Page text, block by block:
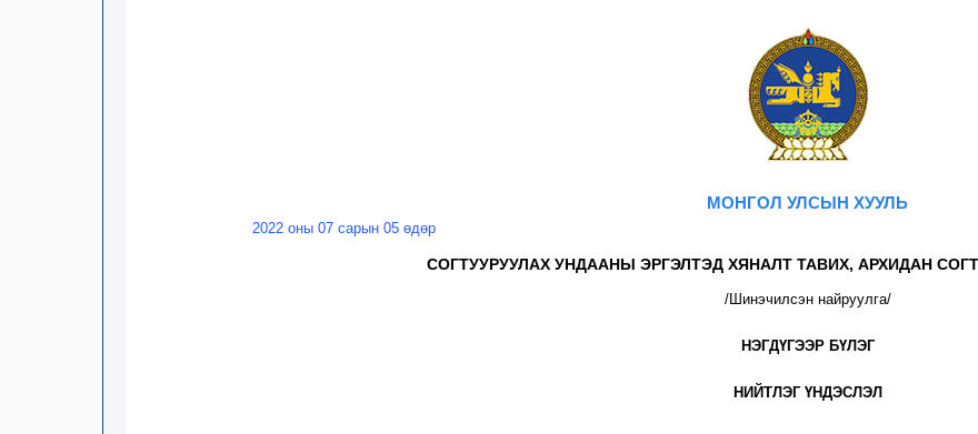
МОНГОЛ УЛСЫН ХУУЛЬ
2022 оны 07 сарын 05 өдөр
СОГТУУРУУЛАХ УНДААНЫ ЭРГЭЛТЭД ХЯНАЛТ ТАВИХ, АРХИДАН
/Шинэчилсэн найруулга/
НЭГДҮГЭЭР БҮЛЭГ
НИЙТЛЭГ ҮНДЭСЛЭЛ